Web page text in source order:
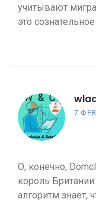
учитывают
это
7
О, конечно,
король
алгоритм знает,